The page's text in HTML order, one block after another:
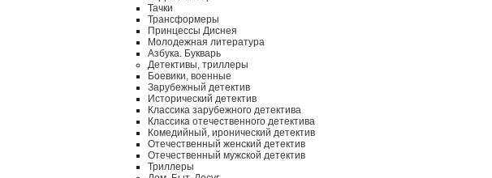
Тачки
Трансформеры
Принцессы Диснея
Молодежная литература
Азбука. Букварь
Детективы, триллеры
Боевики, военные
Зарубежный детектив
Исторический детектив
Классика зарубежного детектива
Классика отечественного детектива
Комедийный, иронический детектив
Отечественный женский детектив
Отечественный мужской детектив
Триллеры